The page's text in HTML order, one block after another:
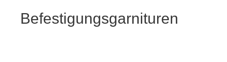
Befestigungsgarnituren